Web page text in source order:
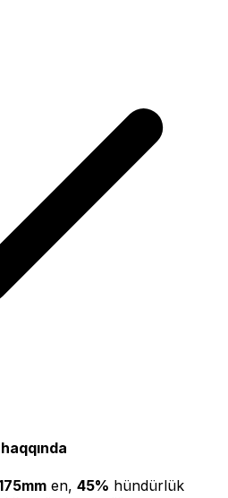
mm en, 45% hündürlük